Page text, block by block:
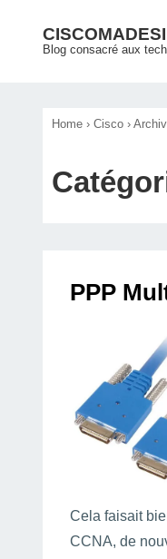
Blog consacré aux
Home › Cisco ›
PPP
Cela faisait
CCNA, de